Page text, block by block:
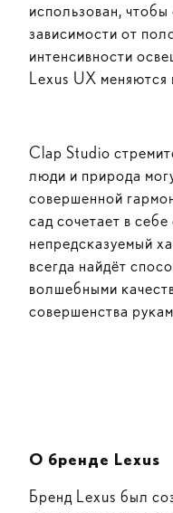
использован,
зависимости от
интенсивности
Lexus UX меняются
Clap Studio
люди и природа
совершенной
сад сочетает в
непредсказуемый
всегда найдёт
волшебными
совершенства
О бренде Lexus
Бренд Lexus был